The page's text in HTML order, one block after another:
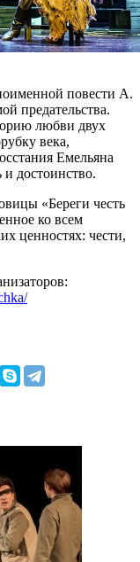
повести А.
предательства.
любви двух
века,
Емельяна
достоинство.
«Береги честь
ко всем
ценностях: чести,